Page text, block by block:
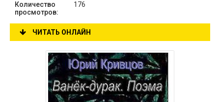
Количество
просмотров:
176
ЧИТАТЬ ОНЛАЙН